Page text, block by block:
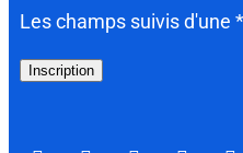
Les champs suivis d'une